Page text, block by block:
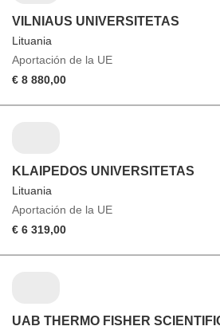
VILNIAUS UNIVERSITETAS
Lituania
Aportación de la UE
€ 8 880,00
KLAIPEDOS UNIVERSITETAS
Lituania
Aportación de la UE
€ 6 319,00
UAB THERMO FISHER